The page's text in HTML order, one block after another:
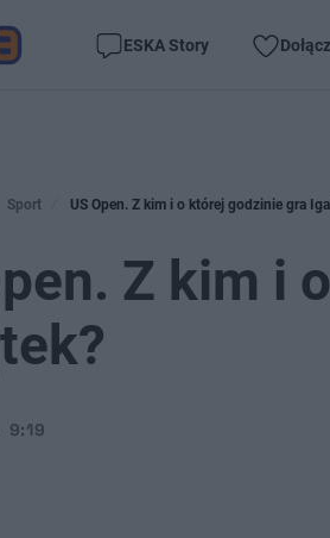
ESKA Story Dołącz
Sport US Open. Z kim i o której godzinie gra
Z kim i
9:19